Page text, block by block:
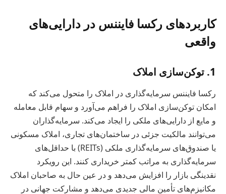
کاربردهای رکسا فایننس در دارایی‌های
واقعی
1. توکن‌سازی املاک
رکسا فایننس سرمایه‌گذاری در املاک را متحول می‌کند که
امکان توکن‌سازی املاک را فراهم می‌آورد و سهام قابل معامله
و مایع از دارایی‌های ملکی را ایجاد می‌کند. سرمایه‌گذاران
می‌توانند مالکیت جزئی در ساختمان‌های تجاری، املاک مسکونی
یا صندوق‌های سرمایه‌گذاری ملکی (REITs) با حداقل‌های
سرمایه‌گذاری به مراتب کمتر خریداری کنند. این رویکرد
نقدینگی بازار را افزایش می‌دهد و در عین حال به صاحبان املاک
مکانیزم‌های تأمین مالی جدیدی می‌دهد و مشارکت جهانی در